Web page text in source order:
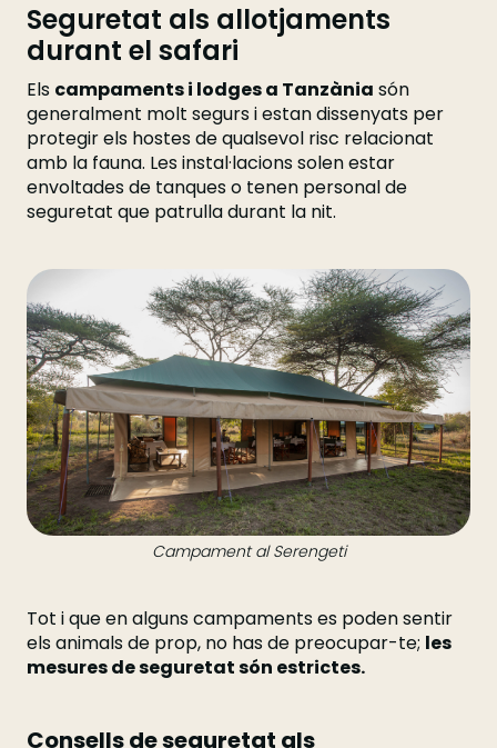
Seguretat als allotjaments
durant el safari
Els campaments i lodges a Tanzània són
generalment molt segurs i estan dissenyats per
protegir els hostes de qualsevol risc relacionat
amb la fauna. Les instal·lacions solen estar
envoltades de tanques o tenen personal de
seguretat que patrulla durant la nit.
Campament al Serengeti
Tot i que en alguns campaments es poden sentir
els animals de prop, no has de preocupar-te; les
mesures de seguretat són estrictes.
Consells de seguretat als